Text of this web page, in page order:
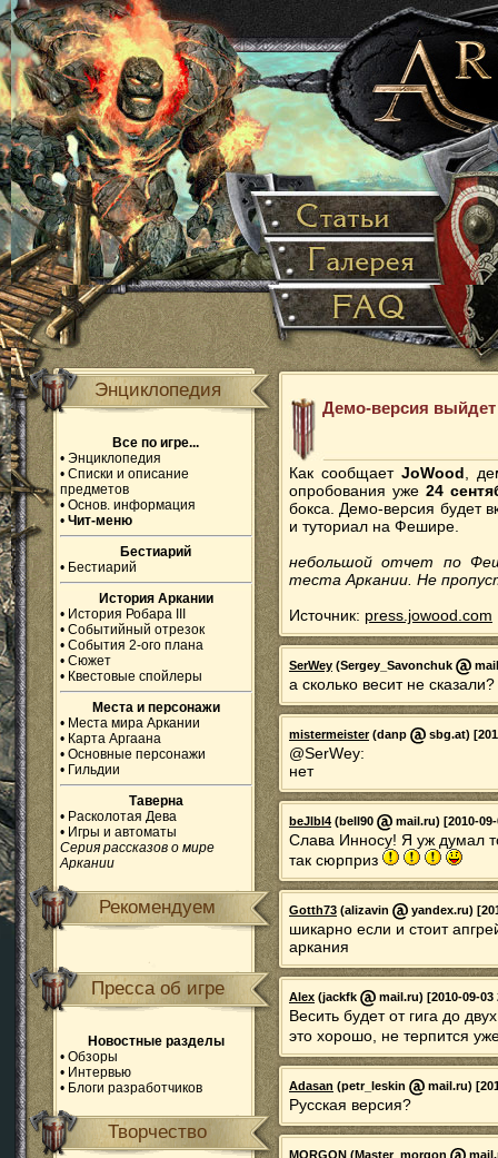
Энциклопедия
Все по игре...
• Энциклопедия
• Списки и описание
предметов
• Основ. информация
• Чит-меню
Бестиарий
• Бестиарий
История Аркании
• История Робара III
• Событийный отрезок
• События 2-ого плана
• Сюжет
• Квестовые спойлеры
Места и персонажи
• Места мира Аркании
• Карта Аргаана
• Основные персонажи
• Гильдии
Таверна
• Расколотая Дева
• Игры и автоматы
Серия рассказов о мире
Аркании
Рекомендуем
Пресса об игре
Новостные разделы
• Обзоры
• Интервью
• Блоги разработчиков
Творчество
Демо-версия выйдет
Как сообщает JoWood ,
опробования уже 24
бокса. Демо-версия будет
и туториал на Фешире.
небольшой отчет по
теста Аркании. Не
Источник: press.jowood.com
SerWey (Sergey_Savonchuk
а сколько весит не сказали?
mistermeister(danp sbg.at)
@SerWey:
нет
beJlbl4 (bell90 mail.ru) [2010-
Слава Инносу! Я уж думал
так сюрприз
Gotth73 (alizavin yandex.ru)
шикарно если и стоит
аркания
Alex (jackfk mail.ru) [2010-09-03
Весить будет от гига до
это хорошо, не терпится
Adasan (petr_leskin mail.ru)
Русская версия?
MORGON (Master_morgon